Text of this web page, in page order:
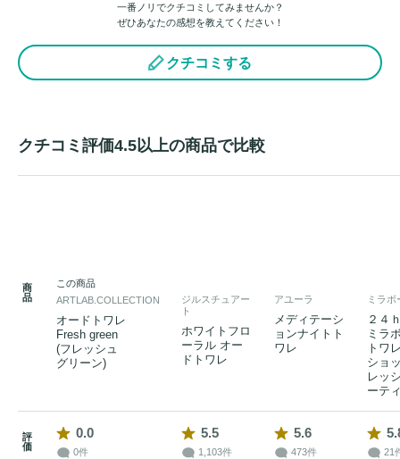
一番ノリでクチコミしてみませんか？
ぜひあなたの感想を教えてください！
クチコミする
クチコミ評価4.5以上の商品で比較
商
品
この商品
ARTLAB.COLLECTION
オードトワレ
Fresh green
(フレッシュ
グリーン)
ジルスチュアー
ト
ホワイトフロ
ーラル オー
ドトワレ
アユーラ
メディテーシ
ョンナイトト
ワレ
ミラボ
２４
ミラ
トワ
ショ
レッ
ーテ
評
価
0.0
0件
5.5
1,103件
5.6
473件 21